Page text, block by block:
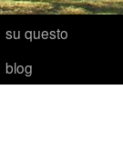
su questo
blog